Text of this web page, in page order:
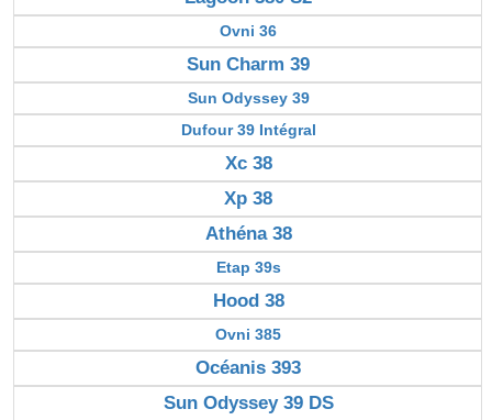
Ovni 36
Sun Charm 39
Sun Odyssey 39
Dufour 39 Intégral
Xc 38
Xp 38
Athéna 38
Etap 39s
Hood 38
Ovni 385
Océanis 393
Sun Odyssey 39 DS